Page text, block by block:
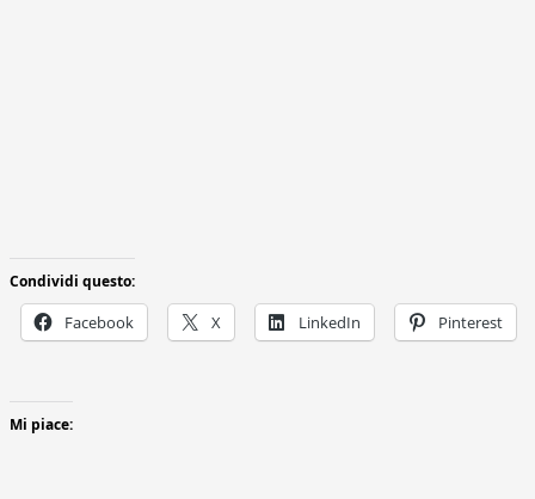
Condividi questo:
Facebook X LinkedIn Pinterest
Mi piace: